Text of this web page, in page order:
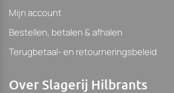
Mijn account
Bestellen, betalen & afhalen
Terugbetaal- en retourneringsbeleid
Over Slagerij Hilbrants